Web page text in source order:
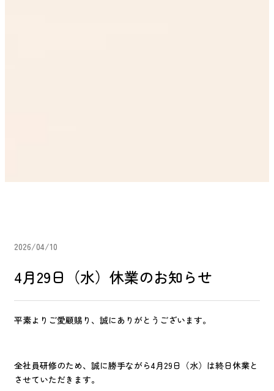
2026/04/10
4月29日（水）休業のお知らせ
平素よりご愛顧賜り、誠にありがとうございます。
全社員研修のため、誠に勝手ながら4月29日（水）は終日休業と
させていただきます。